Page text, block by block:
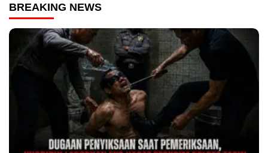
BREAKING NEWS